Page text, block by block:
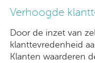
Verhoogde
Door de inzet van
klanttevredenheid
Klanten waarderen